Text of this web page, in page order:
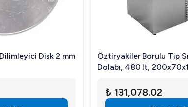
Disk 2 mm
Öztiryakiler Borulu Tip
Dolabı, 480 lt,
₺ 131,078.02